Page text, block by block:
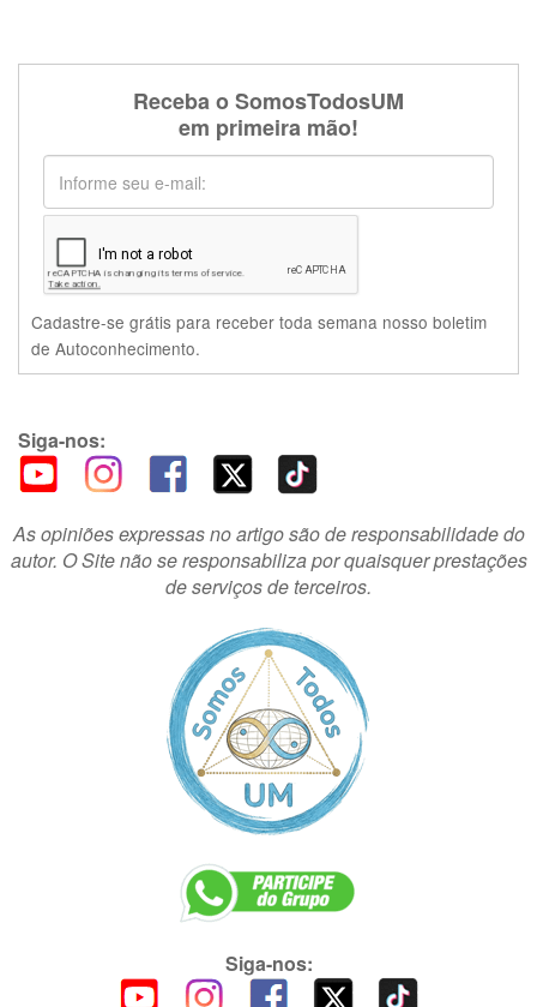
Receba o SomosTodosUM
em primeira mão!
Cadastre-se grátis para receber toda semana nosso boletim
de Autoconhecimento.
Siga-nos:
As opiniões expressas no artigo são de responsabilidade do
autor. O Site não se responsabiliza por quaisquer prestações
de serviços de terceiros.
Siga-nos: